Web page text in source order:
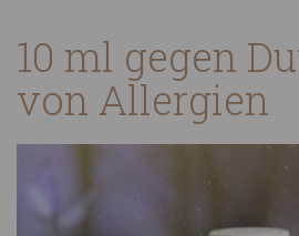
10 ml gegen
von Allergien